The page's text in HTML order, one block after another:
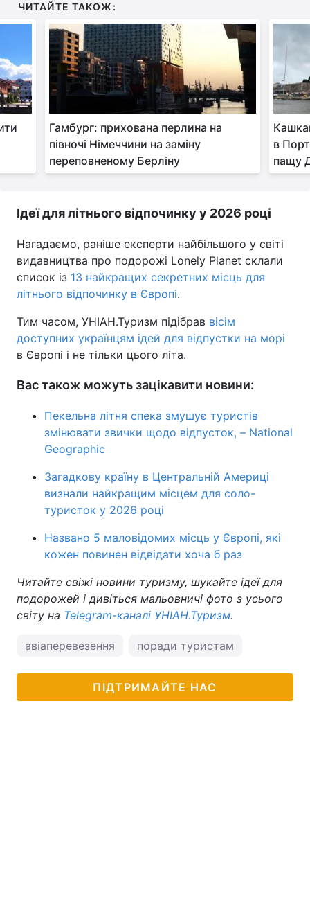
ЧИТАЙТЕ ТАКОЖ:
Гамбург: прихована перлина на
півночі Німеччини на заміну
переповненому Берліну
в
пащу
Ідеї для літнього відпочинку у 2026 році
Нагадаємо, раніше експерти найбільшого у світі
видавництва про подорожі Lonely Planet склали
список із 13 найкращих секретних місць для
літнього відпочинку в Європі.
Тим часом, УНІАН.Туризм підібрав вісім
доступних українцям ідей для відпустки на морі
в Європі і не тільки цього літа.
Вас також можуть зацікавити новини:
Пекельна літня спека змушує туристів
змінювати звички щодо відпусток, – National
Geographic
Загадкову країну в Центральній Америці
визнали найкращим місцем для соло-
туристок у 2026 році
Названо 5 маловідомих місць у Європі, які
кожен повинен відвідати хоча б раз
Читайте свіжі новини туризму, шукайте ідеї для
подорожей і дивіться мальовничі фото з усього
світу на Telegram-каналі УНІАН.Туризм.
авіаперевезення поради туристам
ПІДТРИМАЙТЕ НАС